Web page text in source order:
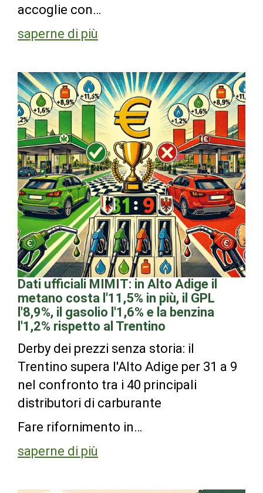
accoglie con…
saperne di più
Dati ufficiali MIMIT: in Alto Adige il
metano costa l'11,5% in più, il GPL
l'8,9%, il gasolio l'1,6% e la benzina
l'1,2% rispetto al Trentino
Derby dei prezzi senza storia: il
Trentino supera l'Alto Adige per 31 a 9
nel confronto tra i 40 principali
distributori di carburante
Fare rifornimento in…
saperne di più